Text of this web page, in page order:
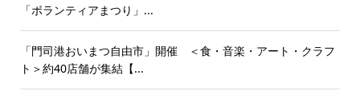
「ボランティアまつり」...
「門司港おいまつ自由市」開催 ＜食・音楽・アート・クラフ
ト＞約40店舗が集結【...